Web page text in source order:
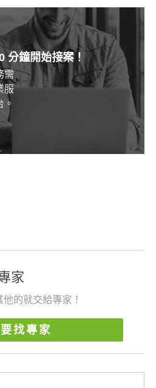
分鐘開始接案！
需
服
家
的就交給專家！
找專家